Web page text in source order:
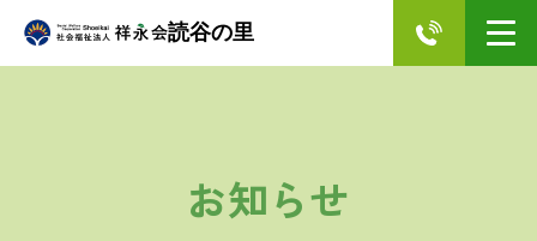
読谷の里
お知らせ